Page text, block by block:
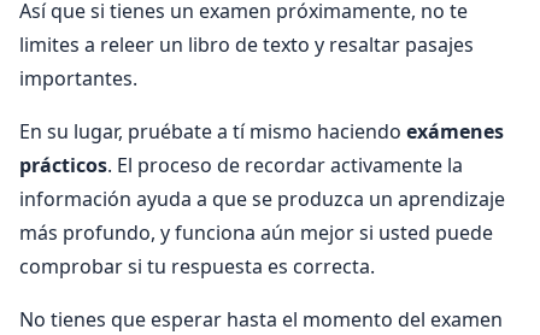
Así que si tienes un examen próximamente, no te
limites a releer un libro de texto y resaltar pasajes
importantes.
En su lugar, pruébate a tí mismo haciendo exámenes
prácticos. El proceso de recordar activamente la
información ayuda a que se produzca un aprendizaje
más profundo, y funciona aún mejor si usted puede
comprobar si tu respuesta es correcta.
No tienes que esperar hasta el momento del examen